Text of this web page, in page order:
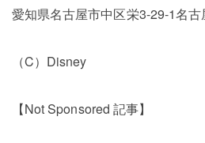
愛知県名古屋市中区栄3-29-1名
（C）Disney
【Not Sponsored 記事】